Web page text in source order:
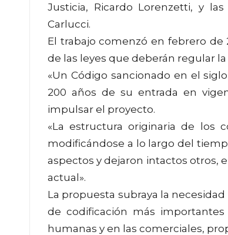
Justicia, Ricardo Lorenzetti, y
Carlucci.
El trabajo comenzó en febrero de
de las leyes que deberán regular
«Un Código sancionado en el
200 años de su entrada en
impulsar el proyecto.
«La estructura originaria de los
modificándose a lo largo del
aspectos y dejaron intactos otros,
actual».
La propuesta subraya la
de codificación más
humanas y en las comerciales,